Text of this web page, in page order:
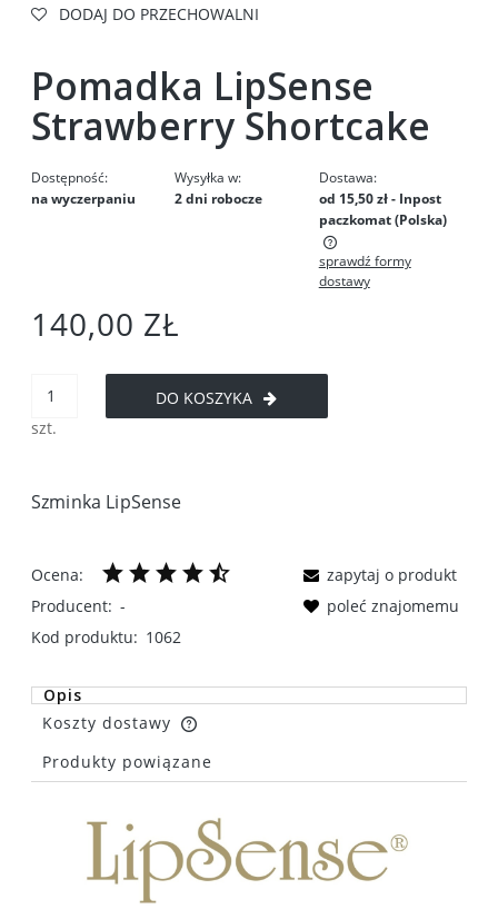
DODAJ DO PRZECHOWALNI
Pomadka LipSense
Strawberry Shortcake
Dostępność:
na wyczerpaniu
Wysyłka w:
2 dni robocze
Dostawa:
od 15,50 zł- Inpost
paczkomat(Polska)
Cena nie zawiera ewentualnych kosztów płatności
sprawdź formy
dostawy
140,00 ZŁ
szt.
DO KOSZYKA
Szminka LipSense
Ocena:
Producent: -
Kod produktu: 1062
zapytaj o produkt
poleć znajomemu
Opis
Koszty dostawy
Produkty powiązane